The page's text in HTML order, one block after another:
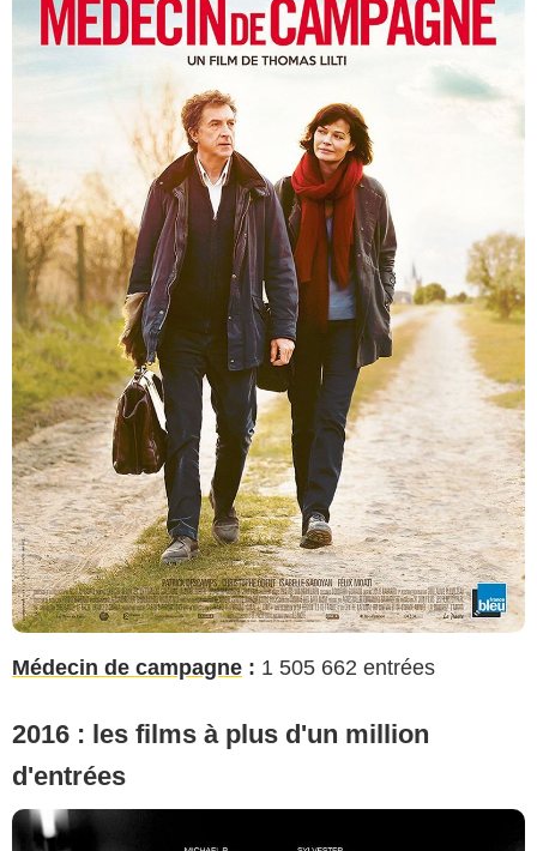
Médecin de campagne : 1 505 662 entrées
2016 : les films à plus d'un million
d'entrées